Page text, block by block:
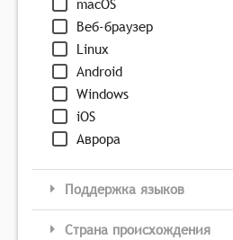
macOS
Веб-браузер
Linux
Android
Windows
iOS
Аврора
Поддержка языков
Страна происхождения